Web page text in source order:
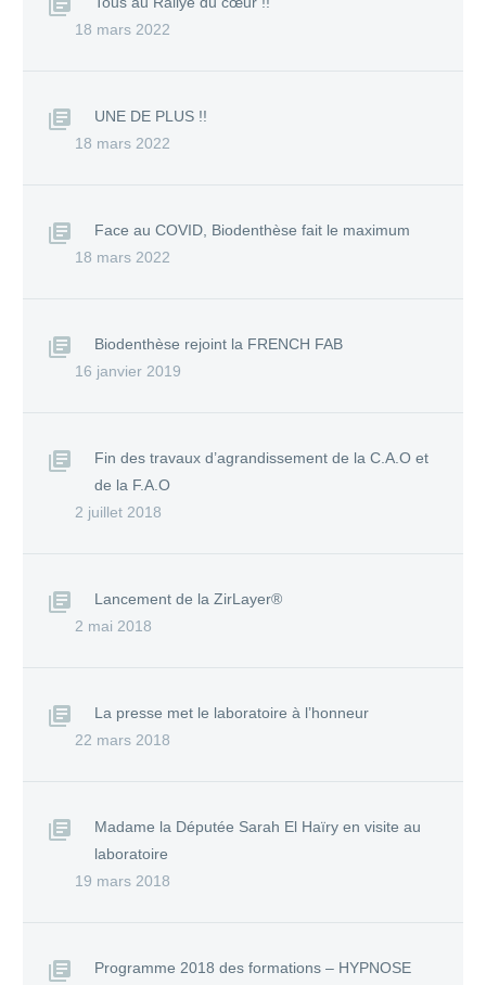
18 mars 2022
UNE DE PLUS !!
18 mars 2022
Face au COVID, Biodenthèse fait le maximum
18 mars 2022
Biodenthèse rejoint la FRENCH FAB
16 janvier 2019
Fin des travaux d’agrandissement de la C.A.O et
de la F.A.O
2 juillet 2018
Lancement de la ZirLayer®
2 mai 2018
La presse met le laboratoire à l’honneur
22 mars 2018
Madame la Députée Sarah El Haïry en visite au
laboratoire
19 mars 2018
Programme 2018 des formations – HYPNOSE